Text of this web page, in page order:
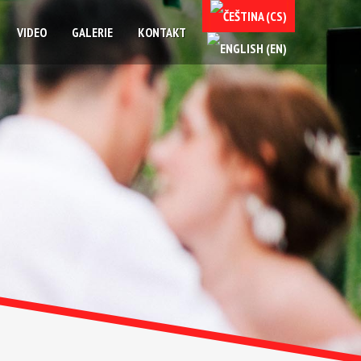
VIDEO GALERIE KONTAKT